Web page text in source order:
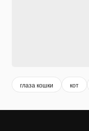
глаза кошки кот